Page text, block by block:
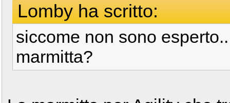
Lomby ha scritto:
siccome non sono
marmitta?